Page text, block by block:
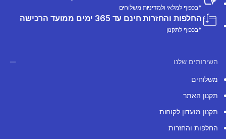
*בכפוף למלאי ולמדיניות משלוחים
החלפות והחזרות חינם עד 365 ימים ממועד הרכישה
*בכפוף לתקנון
השירותים שלנו
משלוחים
תקנון האתר
תקנון מועדון לקוחות
החלפות והחזרות